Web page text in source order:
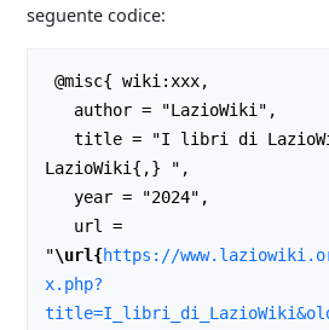
seguente codice:
LazioWiki{,} ",
"\url{https://
x.php?